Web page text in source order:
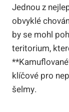
Jednou z
obvyklé
by se mohl
teritorium,
klíčové pro
šelmy.